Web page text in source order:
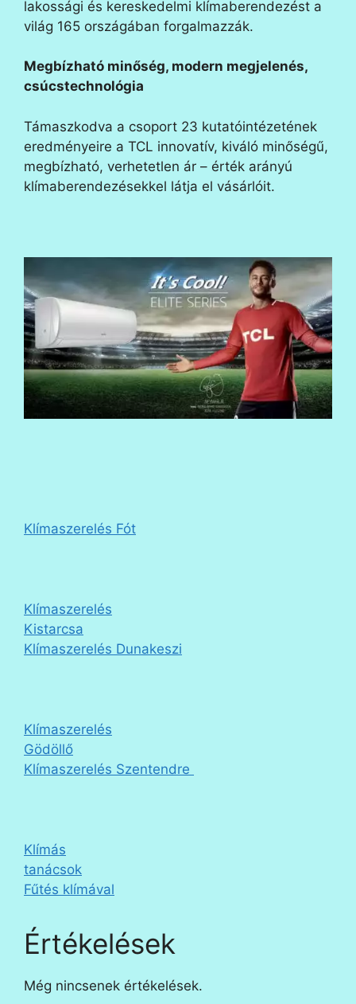
lakossági és kereskedelmi klímaberendezést a
világ 165 országában forgalmazzák.
Megbízható minőség, modern megjelenés,
csúcstechnológia
Támaszkodva a csoport 23 kutatóintézetének
eredményeire a TCL innovatív, kiváló minőségű,
megbízható, verhetetlen ár – érték arányú
klímaberendezésekkel látja el vásárlóit.
Klímaszerelés Fót
Klímaszerelés
Kistarcsa
Klímaszerelés Dunakeszi
Klímaszerelés
Gödöllő
Klímaszerelés Szentendre
Klímás
tanácsok
Fűtés klímával
Értékelések
Még nincsenek értékelések.